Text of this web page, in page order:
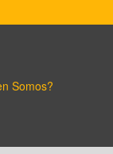
Somos?